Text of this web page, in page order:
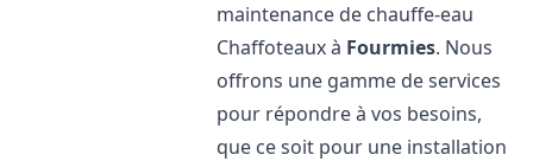
maintenance de chauffe-eau
Chaffoteaux à Fourmies. Nous
offrons une gamme de services
pour répondre à vos besoins,
que ce soit pour une installation